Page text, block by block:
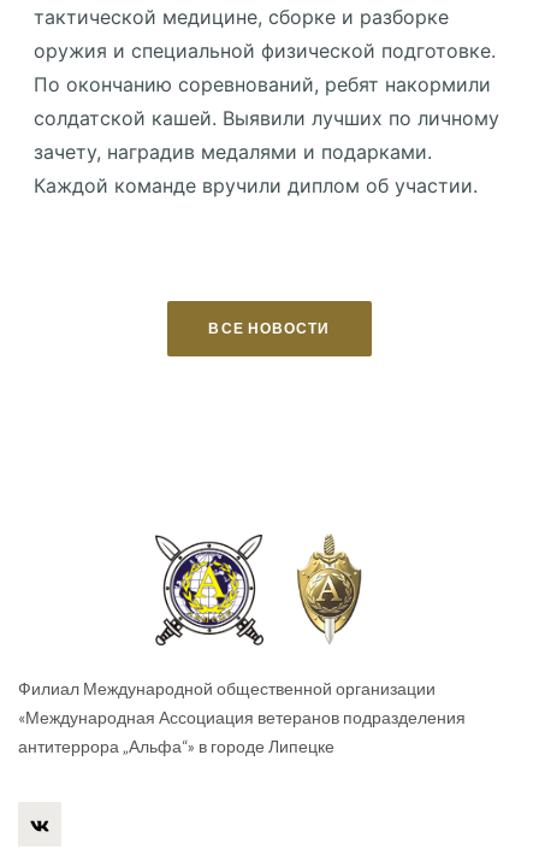
тактической медицине, сборке и разборке
оружия и специальной физической подготовке.
По окончанию соревнований, ребят накормили
солдатской кашей. Выявили лучших по личному
зачету, наградив медалями и подарками.
Каждой команде вручили диплом об участии.
ВСЕ НОВОСТИ
Филиал Международной общественной организации
«Международная Ассоциация ветеранов подразделения
антитеррора „Альфа“» в городе Липецке